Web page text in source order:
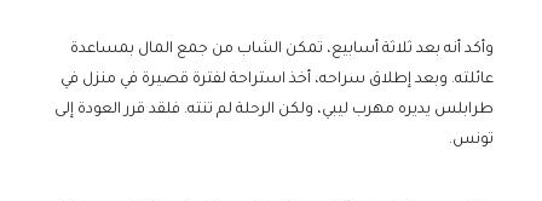
وأكد أنه بعد ثلاثة أسابيع، تمكن الشاب من جمع المال بمساعدة
عائلته. وبعد إطلاق سراحه، أخذ استراحة لفترة قصيرة في منزل في
طرابلس يديره مهرب ليبي، ولكن الرحلة لم تنته. فلقد قرر العودة إلى
تونس.